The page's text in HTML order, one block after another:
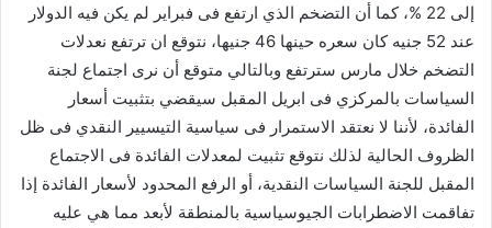
إلى 22 %، كما أن التضخم الذي ارتفع فى فبراير لم يكن فيه الدولار
عند 52 جنيه كان سعره حينها 46 جنيها، نتوقع ان ترتفع نعدلات
التضخم خلال مارس سترتفع وبالتالي متوقع أن نرى اجتماع لجنة
السياسات بالمركزي فى ابريل المقبل سيقضي بتثبيت أسعار
الفائدة، لأننا لا نعتقد الاستمرار فى سياسية التيسيير النقدي فى ظل
الظروف الحالية لذلك نتوقع تثبيت لمعدلات الفائدة فى الاجتماع
المقبل للجنة السياسات النقدية، أو الرفع المحدود لأسعار الفائدة إذا
تفاقمت الاضطرابات الجيوسياسية بالمنطقة لأبعد مما هي عليه